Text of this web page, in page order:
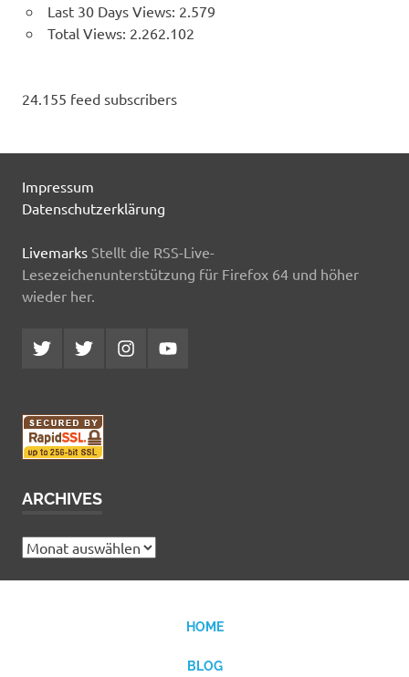
Last 30 Days Views: 2.579
Total Views: 2.262.102
24.155 feed subscribers
Impressum
Datenschutzerklärung
Livemarks Stellt die RSS-Live-
Lesezeichenunterstützung für Firefox 64 und höher
wieder her.
Twitter
MCDP
Twitter
Musicradiostation
InstagramYouTube
ARCHIVES
Archives
HOME
BLOG